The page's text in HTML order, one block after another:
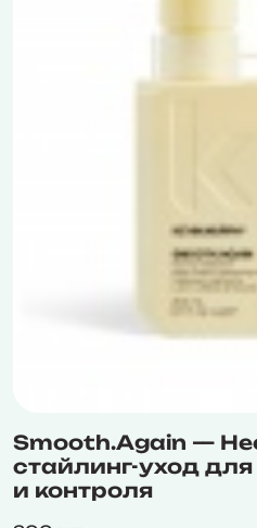
Smooth.Again —
стайлинг-уход
и контроля